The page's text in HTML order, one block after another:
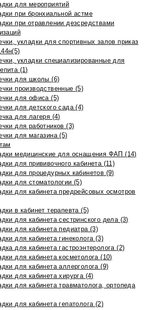
для мероприятий
при бронхиальной астме
при отравлении дезсредствами
укладки для спортивных залов приказ
укладки специализированные для
(1)
для школы (6)
производственные (5)
для офиса (5)
для детского сада (4)
для лагеря (4)
для работников (3)
для магазина (5)
медицинские для оснащения ФАП (14)
для прививочного кабинета (11)
для процедурных кабинетов (9)
для стоматологии (5)
для кабинета предрейсовых осмотров
в кабинет терапевта (5)
для кабинета сестринского дела (3)
для кабинета педиатра (3)
для кабинета гинеколога (3)
для кабинета гастроэнтеролога (2)
для кабинета косметолога (10)
для кабинета аллерголога (9)
для кабинета хирурга (4)
для кабинета травматолога, ортопеда
для кабинета гепатолога (2)